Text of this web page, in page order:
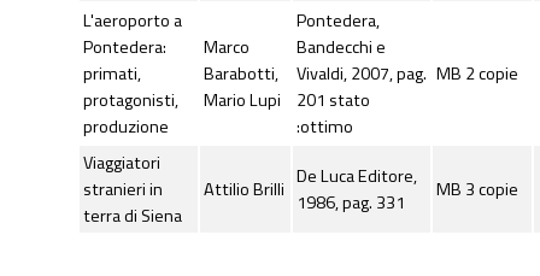
L'aeroporto a
Pontedera:
primati,
protagonisti,
produzione
Marco
Barabotti,
Mario Lupi
Pontedera,
Bandecchi e
Vivaldi, 2007, pag.
201 stato
:ottimo
MB 2 copie
Viaggiatori
stranieri in
terra di Siena
Attilio Brilli De Luca Editore,
1986, pag. 331
MB 3 copie